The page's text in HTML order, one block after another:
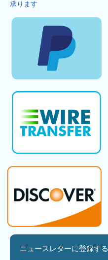
承ります
ニュースレターに登録する